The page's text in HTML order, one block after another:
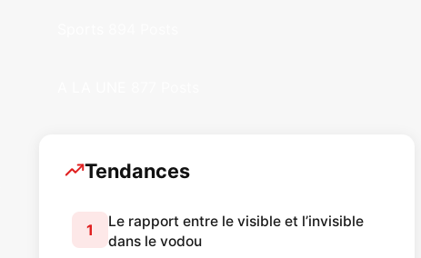
Tendances
1
Le rapport entre le visible et l’invisible
dans le vodou